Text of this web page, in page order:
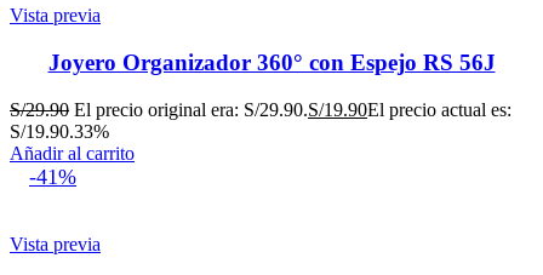
Vista previa
Joyero Organizador 360° con Espejo RS 56J
S/29.90 El precio original era: S/29.90.S/19.90El precio actual es:
S/19.90.33%
Añadir al carrito
-41%
Vista previa